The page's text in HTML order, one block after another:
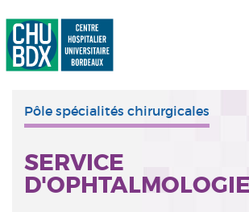
Pôle spécialités chirurgicales
SERVICE
D'OPHTALMOLOGIE